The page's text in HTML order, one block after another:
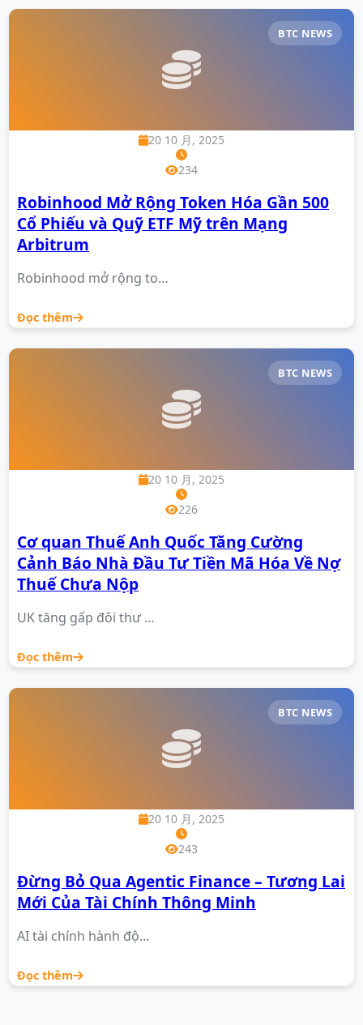
BTC NEWS
20 10 月, 2025
234
Robinhood Mở Rộng Token Hóa Gần 500
Cổ Phiếu và Quỹ ETF Mỹ trên Mạng
Arbitrum
Robinhood mở rộng to…
Đọc thêm
BTC NEWS
20 10 月, 2025
226
Cơ quan Thuế Anh Quốc Tăng Cường
Cảnh Báo Nhà Đầu Tư Tiền Mã Hóa Về Nợ
Thuế Chưa Nộp
UK tăng gấp đôi thư …
Đọc thêm
BTC NEWS
20 10 月, 2025
243
Đừng Bỏ Qua Agentic Finance – Tương Lai
Mới Của Tài Chính Thông Minh
AI tài chính hành độ…
Đọc thêm